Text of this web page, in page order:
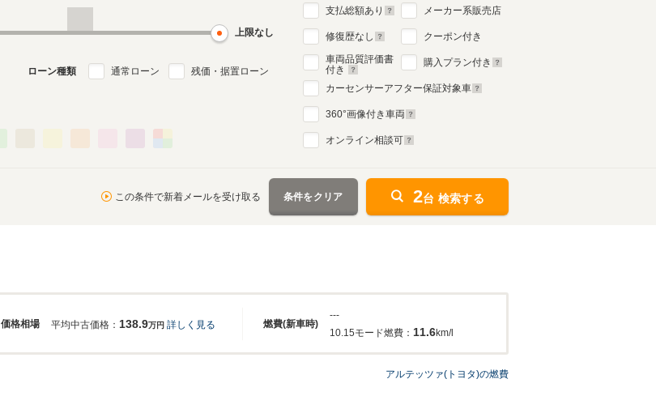
上限なし
ローン種類 通常ローン 残価・据置ローン
支払総額あり
修復歴なし
車両品質評価書
付き
メーカー系販売店
クーポン付き
購入プラン付き
カーセンサーアフター保証対象車
360°画像付き車両
オンライン相談可
この条件で新着メールを受け取る 条件をクリア 2台 検索する
価格相場 燃費(新車時)
平均中古価格： 138.9万円 詳しく見る
---
10.15モード燃費： 11.6km/l
アルテッツァ(トヨタ)の燃費